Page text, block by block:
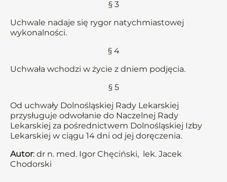
§ 3
Uchwale nadaje się rygor natychmiastowej
wykonalności.
§ 4
Uchwała wchodzi w życie z dniem podjęcia.
§ 5
Od uchwały Dolnośląskiej Rady Lekarskiej
przysługuje odwołanie do Naczelnej Rady
Lekarskiej za pośrednictwem Dolnośląskiej Izby
Lekarskiej w ciągu 14 dni od jej doręczenia.
Autor: dr n. med. Igor Chęciński, lek. Jacek
Chodorski